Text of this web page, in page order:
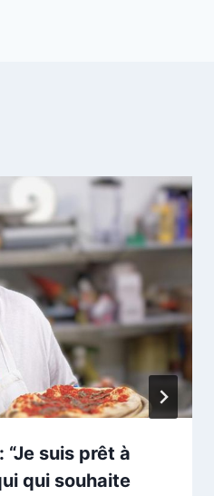
“Je suis prêt à
qui souhaite